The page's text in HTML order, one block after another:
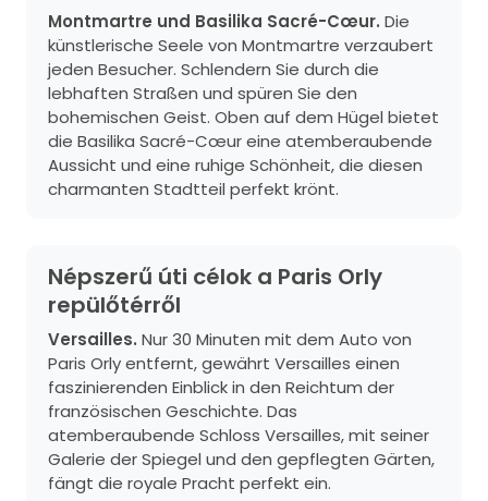
Montmartre und Basilika Sacré-Cœur. Die
künstlerische Seele von Montmartre verzaubert
jeden Besucher. Schlendern Sie durch die
lebhaften Straßen und spüren Sie den
bohemischen Geist. Oben auf dem Hügel bietet
die Basilika Sacré-Cœur eine atemberaubende
Aussicht und eine ruhige Schönheit, die diesen
charmanten Stadtteil perfekt krönt.
Népszerű úti célok a Paris Orly
repülőtérről
Versailles. Nur 30 Minuten mit dem Auto von
Paris Orly entfernt, gewährt Versailles einen
faszinierenden Einblick in den Reichtum der
französischen Geschichte. Das
atemberaubende Schloss Versailles, mit seiner
Galerie der Spiegel und den gepflegten Gärten,
fängt die royale Pracht perfekt ein.